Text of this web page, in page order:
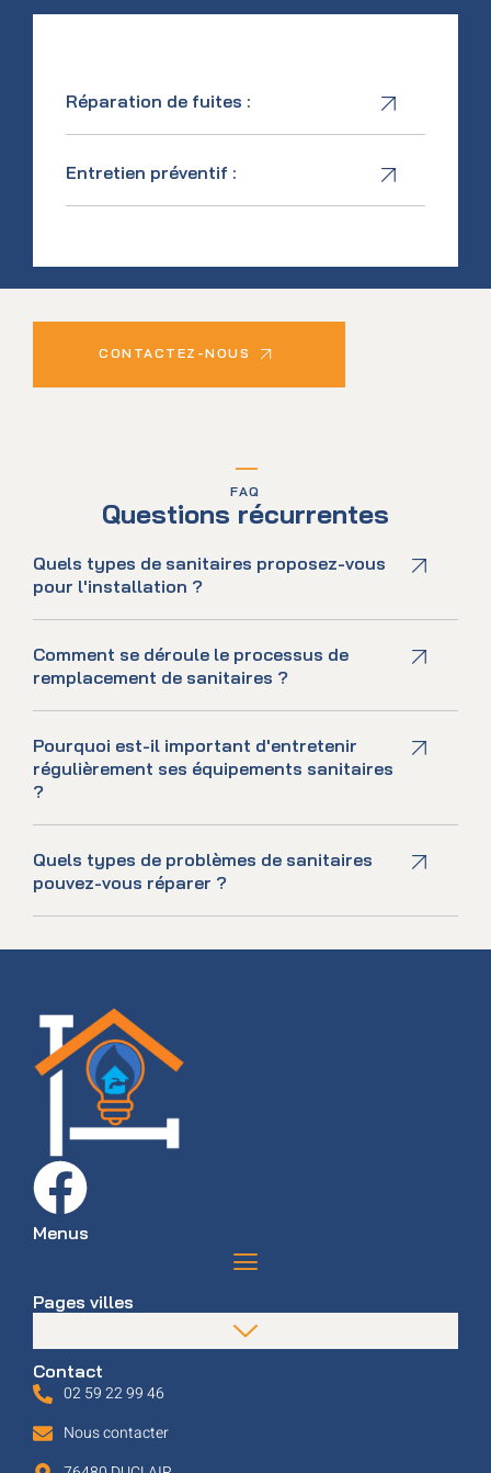
Réparation de fuites :
Entretien préventif :
CONTACTEZ-NOUS
FAQ
Questions récurrentes
Quels types de sanitaires proposez-vous
pour l'installation ?
Comment se déroule le processus de
remplacement de sanitaires ?
Pourquoi est-il important d'entretenir
régulièrement ses équipements sanitaires
?
Quels types de problèmes de sanitaires
pouvez-vous réparer ?
Menus
Pages villes
Contact
02 59 22 99 46
Nous contacter